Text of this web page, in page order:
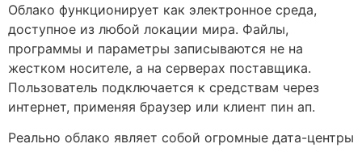
Облако функционирует как электронное среда,
доступное из любой локации мира. Файлы,
программы и параметры записываются не на
жестком носителе, а на серверах поставщика.
Пользователь подключается к средствам через
интернет, применяя браузер или клиент пин ап.
Реально облако являет собой огромные дата-центры